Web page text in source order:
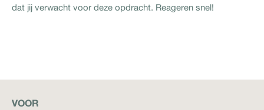
dat jij verwacht voor deze opdracht. Reageren snel!
VOOR